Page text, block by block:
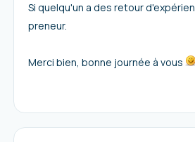
Si quelqu'un a des retour
preneur.
Merci bien, bonne journée à vous